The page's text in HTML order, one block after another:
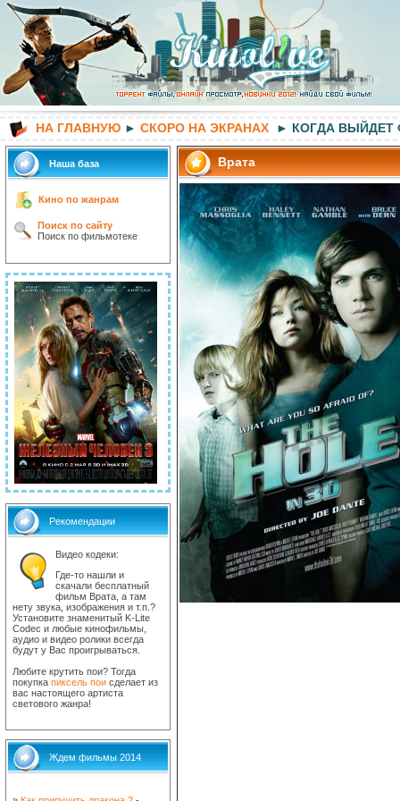
НА ГЛАВНУЮ ► СКОРО НА ЭКРАНАХ ► КОГДА ВЫЙДЕТ
Наша база
Кино по жанрам
Поиск по сайту
Поиск по фильмотеке
Рекомендации
Видео кодеки:
Где-то нашли и
скачали бесплатный
фильм Врата, а там
нету звука, изображения и т.п.?
Установите знаменитый K-Lite
Codec и любые кинофильмы,
аудио и видео ролики всегда
будут у Вас проигрываться.
Любите крутить пои? Тогда
покупка пиксель пои сделает из
вас настоящего артиста
светового жанра!
Ждем фильмы 2014
Врата